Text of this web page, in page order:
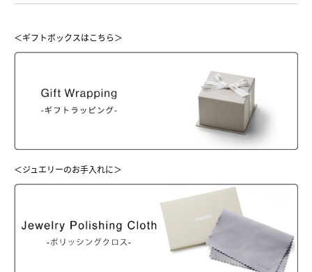
＜ギフトボックスはこちら＞
＜ジュエリーのお手入れに＞